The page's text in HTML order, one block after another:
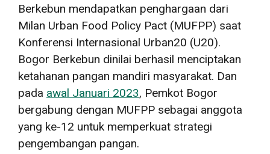
Berkebun mendapatkan penghargaan dari
Milan Urban Food Policy Pact (MUFPP) saat
Konferensi Internasional Urban20 (U20).
Bogor Berkebun dinilai berhasil menciptakan
ketahanan pangan mandiri masyarakat. Dan
pada awal Januari 2023, Pemkot Bogor
bergabung dengan MUFPP sebagai anggota
yang ke-12 untuk memperkuat strategi
pengembangan pangan.